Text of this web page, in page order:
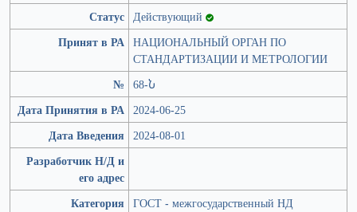
Статус Действующий
Принят в РА НАЦИОНАЛЬНЫЙ ОРГАН ПО
СТАНДАРТИЗАЦИИ И МЕТРОЛОГИИ
№
68-Ն
Дата Принятия в РА 2024-06-25
Дата Введения
2024-08-01
Разработчик Н/Д и
его адрес
Категория
ГОСТ - межгосударственный НД